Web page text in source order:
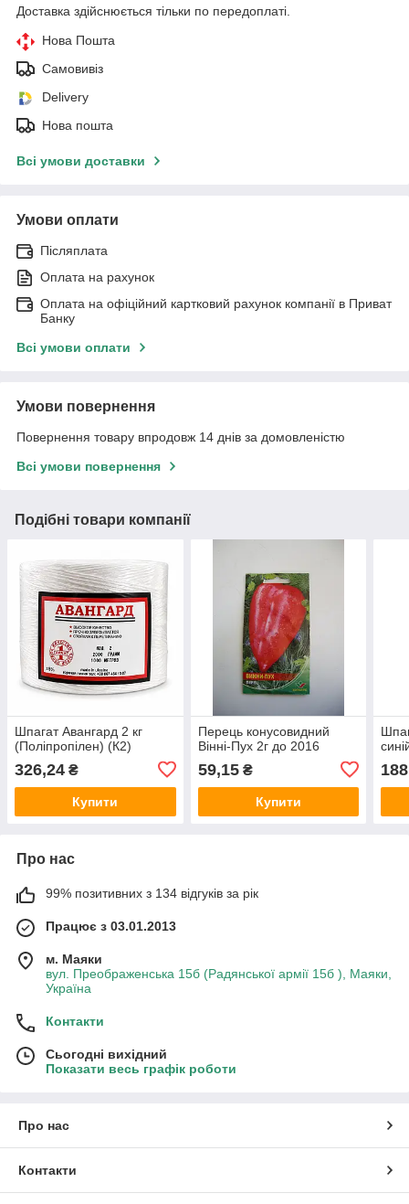
Доставка здійснюється тільки по передоплаті.
Нова Пошта
Самовивіз
Delivery
Нова пошта
Всі умови доставки
Умови оплати
Післяплата
Оплата на рахунок
Оплата на офіційний картковий рахунок компанії в Приват
Банку
Всі умови оплати
Умови повернення
Повернення товару впродовж 14 днів за домовленістю
Всі умови повернення
Подібні товари компанії
Шпагат Авангард 2 кг
(Поліпропілен) (К2)
326,24 ₴
Купити
Перець конусовидний
Вінні-Пух 2г до 2016
59,15₴
Купити
Про нас
99% позитивних з 134 відгуків за рік
Працює з 03.01.2013
м. Маяки
вул. Преображенська 15б (Радянської армії 15б ), Маяки,
Україна
Контакти
Сьогодні вихідний
Показати весь графік роботи
Про нас
Контакти